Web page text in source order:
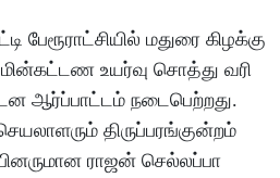
பேரூராட்சியில் மதுரை கிழக்கு
மின்கட்டண உயர்வு சொத்து வரி
ஆர்ப்பாட்டம் நடைபெற்றது.
திருப்பரங்குன்றம்
ராஜன் செல்லப்பா